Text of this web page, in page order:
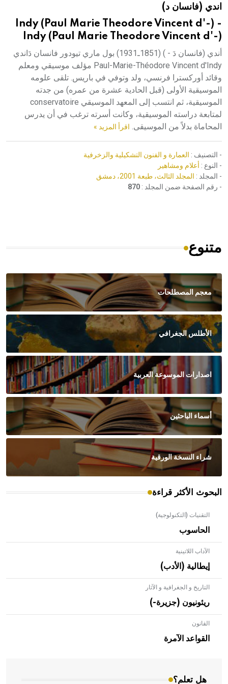
هيئة الموسوعة العربية تطلق موسوعات جديدة في عام 2026اندي (فانسان د)
Indy (Paul Marie Theodore Vincent d'-) -
Indy (Paul Marie Theodore Vincent d'-)
أندي (فانسان دَ - ) (1851ـ1931) بول ماري تيودور فانسان دَاندي
Paul-Marie-Théodore Vincent d'Indy مؤلف موسيقي ومعلم
وقائد أوركسترا فرنسي، ولد وتوفي في باريس. تلقى علومه
الموسيقية الأولى (قبل الحادية عشرة من عمره) من جدته
الموسيقية، ثم انتسب إلى المعهد الموسيقي conservatoire
لمتابعة دراسته الموسيقية، وكانت أسرته ترغب في أن يدرس
المحاماة بدلاً من الموسيقى. اقرأ المزيد »
- التصنيف : العمارة و الفنون التشكيلية والزخرفية
- النوع : أعلام ومشاهير
- المجلد : المجلد الثالث، طبعة 2001، دمشق
- رقم الصفحة ضمن المجلد : 870
متنوع
معجم المصطلحات
الأطلس الجغرافي
اصدارات الموسوعة العربية
أسماء الباحثين
شراء النسخة الورقية
البحوث الأكثر قراءة
التقنيات (التكنولوجية)
الحاسوب
الآداب اللاتينية
إيطالية (الأدب)
التاريخ و الجغرافية و الآثار
ريئونيون (جزيرة-)
القانون
القواعد الآمرة
هل تعلم؟
- هل تعلم أن الأبلق نوع من الفنون الهندسية التي ارتبطت
بالعمارة الإسلامية في بلاد الشام ومصر خاصة، حيث يحرص
المعمار على بناء مداميكه وخاصة في الواجهات